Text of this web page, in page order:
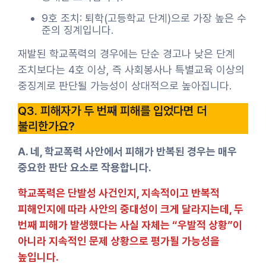
9호 조치: 퇴학(고등학교 단계)으로 가장 높은 수
준의 징계입니다.
재발된 학교폭력의 경우에는 단순 경고나 낮은 단계
조치보다는 4호 이상, 즉 사회봉사나 특별교육 이상의
중징계로 판단될 가능성이 상대적으로 높아집니다.
Q3. 피해자가 두 번째 피해를 입었다면 더
불리한가요?
A. 네, 학교폭력 사안에서 피해가 반복된 경우는 매우
중요한 판단 요소로 작용합니다.
학교폭력은 단발성 사건인지, 지속적이고 반복적
피해인지에 따라 사안의 중대성이 크게 달라지는데, 두
번째 피해가 발생했다는 사실 자체는 “우발적 상황”이
아니라 지속적인 문제 상황으로 평가될 가능성을
높입니다.